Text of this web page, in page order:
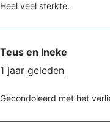
Heel veel sterkte.
Teus en Ineke
1 jaar geleden
Gecondoleerd met het